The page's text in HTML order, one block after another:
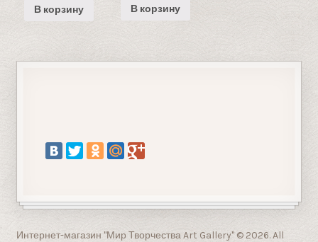
В корзину В корзину
Интернет-магазин "Мир Творчества Art Gallery" © 2026. All